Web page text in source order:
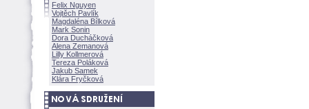
Felix Nguyen
Vojtěch Pavlík
Magdaléna Bílkov
Mark Sonin
Dora Ducháčkov
Alena Zemanov
Lilly Kollmerov
Tereza Polákov
Jakub Samek
Klára Fryčkov